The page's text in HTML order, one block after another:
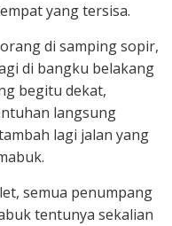
yang tersisa.
di samping sopir,
di bangku belakang
begitu dekat,
langsung
lagi jalan yang
semua penumpang
tentunya sekalian